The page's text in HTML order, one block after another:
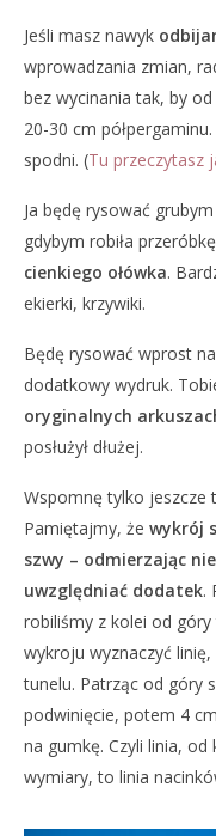
Jeśli masz nawyk
wprowadzania zmian,
bez wycinania tak, by
20-30 cm
spodni. (Tu przeczytasz
Ja będę rysować
gdybym robiła
cienkiego ołówka.
ekierki, krzywiki.
Będę rysować wprost
dodatkowy wydruk.
oryginalnych
posłużył dłużej.
Wspomnę tylko jeszcze
Pamiętajmy, że wykrój
szwy – odmierzając
uwzględniać dodatek.
robiliśmy z kolei od
wykroju wyznaczyć
tunelu. Patrząc od góry
podwinięcie, potem 4
na gumkę. Czyli linia,
wymiary, to linia